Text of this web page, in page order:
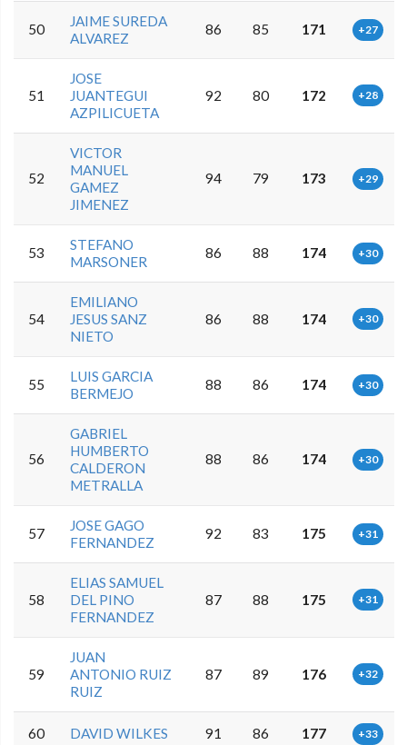
50
JAIME SUREDA
ALVAREZ
86 85 171 +27
51
JOSE
JUANTEGUI
AZPILICUETA
92 80 172 +28
52
VICTOR
MANUEL
GAMEZ
JIMENEZ
94 79 173 +29
53
STEFANO
MARSONER
86 88 174 +30
54
EMILIANO
JESUS SANZ
NIETO
86 88 174 +30
55
LUIS GARCIA
BERMEJO
88 86 174 +30
56
GABRIEL
HUMBERTO
CALDERON
METRALLA
88 86 174 +30
57
JOSE GAGO
FERNANDEZ
92 83 175 +31
58
ELIAS SAMUEL
DEL PINO
FERNANDEZ
87 88 175 +31
59
JUAN
ANTONIO RUIZ
RUIZ
87 89 176 +32
60 DAVID WILKES 91 86 177 +33